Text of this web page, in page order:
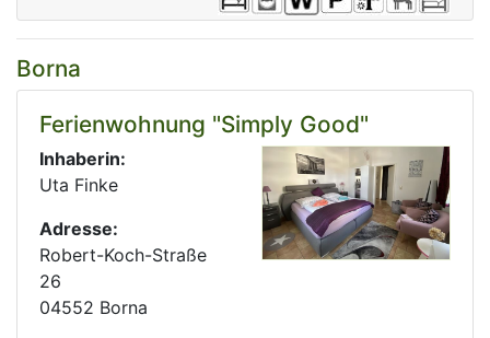
Borna
Ferienwohnung "Simply Good"
Inhaberin:
Uta Finke
Adresse:
Robert-Koch-Straße
26
04552 Borna